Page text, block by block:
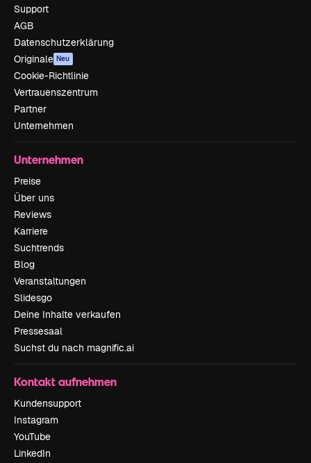
Support
AGB
Datenschutzerklärung
Originale Neu
Cookie-Richtlinie
Vertrauenszentrum
Partner
Unternehmen
Unternehmen
Preise
Über uns
Reviews
Karriere
Suchtrends
Blog
Veranstaltungen
Slidesgo
Deine Inhalte verkaufen
Pressesaal
Suchst du nach magnific.ai
Kontakt aufnehmen
Kundensupport
Instagram
YouTube
LinkedIn